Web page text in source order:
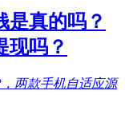
是真的吗？
现吗？